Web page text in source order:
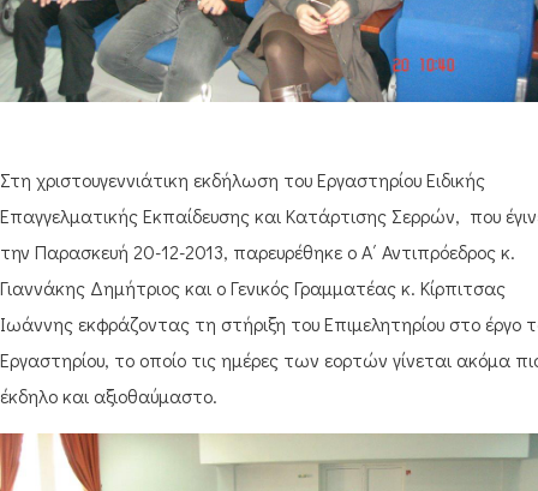
Στη χριστουγεννιάτικη εκδήλωση του Εργαστηρίου Ειδικής
Επαγγελματικής Εκπαίδευσης και Κατάρτισης Σερρών, που
την Παρασκευή 20-12-2013, παρευρέθηκε ο Α΄ Αντιπρόεδρος κ.
Γιαννάκης Δημήτριος και ο Γενικός Γραμματέας κ. Κίρπιτσας
Ιωάννης εκφράζοντας τη στήριξη του Επιμελητηρίου στο έργο
Εργαστηρίου, το οποίο τις ημέρες των εορτών γίνεται ακόμα
έκδηλο και αξιοθαύμαστο.